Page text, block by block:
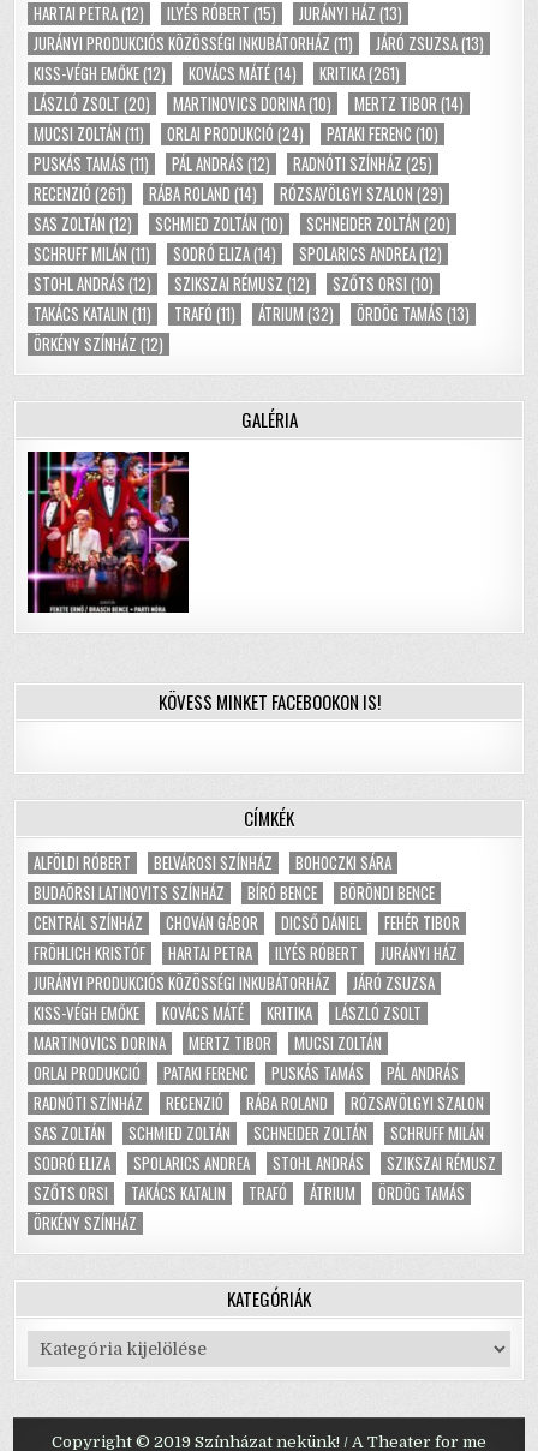
HARTAI PETRA(12) ILYÉS RÓBERT (15) JURÁNYI HÁZ (13)
JURÁNYI PRODUKCIÓS KÖZÖSSÉGI INKUBÁTORHÁZ (11) JÁRÓ ZSUZSA(13)
KISS-VÉGH EMŐKE(12) KOVÁCS MÁTÉ(14) KRITIKA(261)
LÁSZLÓ ZSOLT (20) MARTINOVICS DORINA(10) MERTZ TIBOR (14)
MUCSI ZOLTÁN (11) ORLAI PRODUKCIÓ (24) PATAKI FERENC (10)
PUSKÁS TAMÁS (11) PÁL ANDRÁS (12) RADNÓTI SZÍNHÁZ (25)
RECENZIÓ (261) RÁBA ROLAND (14) RÓZSAVÖLGYI SZALON (29)
SAS ZOLTÁN (12) SCHMIED ZOLTÁN (10) SCHNEIDER ZOLTÁN (20)
SCHRUFF MILÁN (11) SODRÓ ELIZA(14) SPOLARICS ANDREA(12)
STOHL ANDRÁS (12) SZIKSZAI RÉMUSZ (12) SZŐTS ORSI (10)
TAKÁCS KATALIN (11) TRAFÓ (11) ÁTRIUM (32) ÖRDÖG TAMÁS (13)
ÖRKÉNY SZÍNHÁZ (12)
GALÉRIA
KÖVESS MINKET FACEBOOKON IS!
CÍMKÉK
ALFÖLDI RÓBERT BELVÁROSI SZÍNHÁZ
BOHOCZKI SÁRA
BUDAÖRSI LATINOVITS SZÍNHÁZ
BÍRÓ BENCE
BÖRÖNDI BENCE
CENTRÁL SZÍNHÁZ
CHOVÁN GÁBOR DICSŐ DÁNIEL
FEHÉR TIBOR
FRÖHLICH KRISTÓF
HARTAI PETRA ILYÉS RÓBERT
JURÁNYI HÁZ
JURÁNYI PRODUKCIÓS KÖZÖSSÉGI INKUBÁTORHÁZ
JÁRÓ ZSUZSA
KISS-VÉGH EMŐKE
KOVÁCS MÁTÉ KRITIKA
LÁSZLÓ ZSOLT
MARTINOVICS DORINA
MERTZ TIBOR
MUCSI ZOLTÁN
ORLAI PRODUKCIÓ
PATAKI FERENC PUSKÁS TAMÁS
PÁL ANDRÁS
RADNÓTI SZÍNHÁZ
RECENZIÓ RÁBA ROLAND
RÓZSAVÖLGYI SZALON
SAS ZOLTÁN
SCHMIED ZOLTÁN SCHNEIDER ZOLTÁN
SCHRUFF MILÁN
SODRÓ ELIZA
SPOLARICS ANDREA STOHL ANDRÁS
SZIKSZAI RÉMUSZ
SZŐTS ORSI
TAKÁCS KATALIN TRAFÓ ÁTRIUM
ÖRDÖG TAMÁS
ÖRKÉNY SZÍNHÁZ
KATEGÓRIÁK
Kategóriák
Copyright © 2019 Színházat nekünk! / A Theater for me